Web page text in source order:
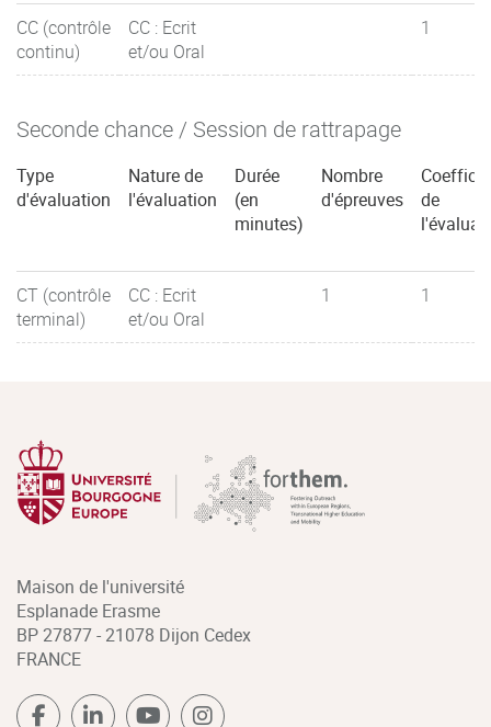
CC (contrôle
continu)
CC : Ecrit
et/ou Oral
1
Seconde chance / Session de rattrapage
Type
d'évaluation
Nature de
l'évaluation
Durée
(en
minutes)
Nombre
d'épreuves
de
CT (contrôle
terminal)
CC : Ecrit
et/ou Oral
1 1
Maison de l'université
Esplanade Erasme
BP 27877 - 21078 Dijon Cedex
FRANCE